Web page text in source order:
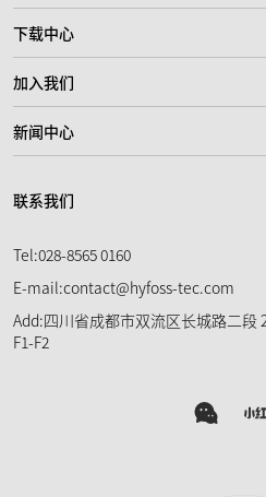
下载中心
加入我们
新闻中心
联系我们
Tel:028-8565 0160
E-mail:contact@hyfoss-tec.com
Add:四川省成都市双流区长城路二段
F1-F2